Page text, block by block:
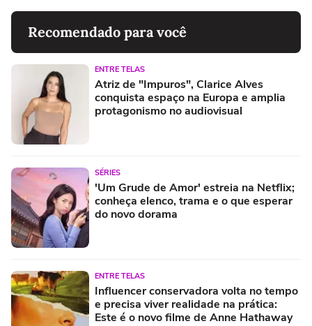
Recomendado para você
ENTRE TELAS
Atriz de "Impuros", Clarice Alves
conquista espaço na Europa e amplia
protagonismo no audiovisual
SÉRIES
'Um Grude de Amor' estreia na Netflix;
conheça elenco, trama e o que esperar
do novo dorama
ENTRE TELAS
Influencer conservadora volta no tempo
e precisa viver realidade na prática:
Este é o novo filme de Anne Hathaway